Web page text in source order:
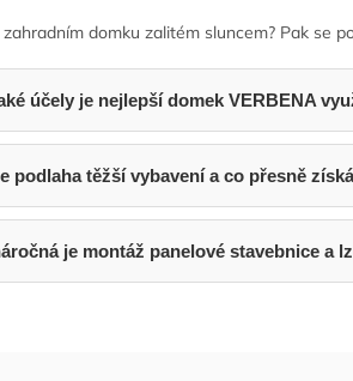
domku zalitém sluncem? Pak se
účely je nejlepší domek VERBENA
podlaha těžší vybavení a co přesně
je montáž panelové stavebnice a